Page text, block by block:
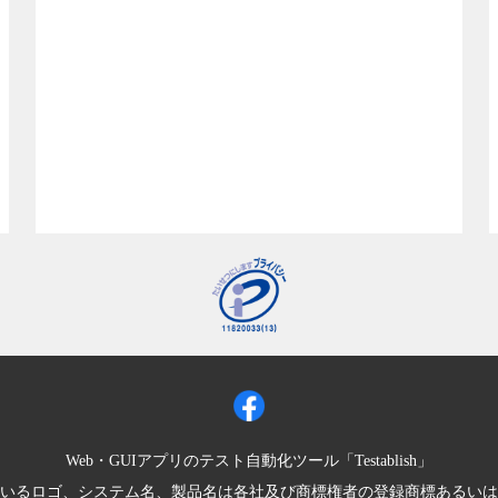
Web・GUIアプリのテスト自動化ツール「Testablish」
るロゴ、システム名、製品名は各社及び商標権者の登録商標あるいは